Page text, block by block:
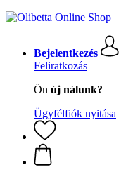
Bejelentkezés
Feliratkozás
Ön új nálunk?
Ügyfélfiók nyitása